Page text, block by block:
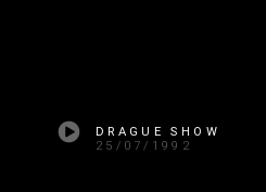
DRAGUE SHOW
25/07/1992